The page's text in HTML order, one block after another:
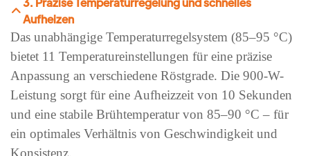
Aufheizen
Das unabhängige Temperaturregelsystem (85–95 °C)
bietet 11 Temperatureinstellungen für eine präzise
Anpassung an verschiedene Röstgrade. Die 900-W-
Leistung sorgt für eine Aufheizzeit von 10 Sekunden
und eine stabile Brühtemperatur von 85–90 °C – für
ein optimales Verhältnis von Geschwindigkeit und